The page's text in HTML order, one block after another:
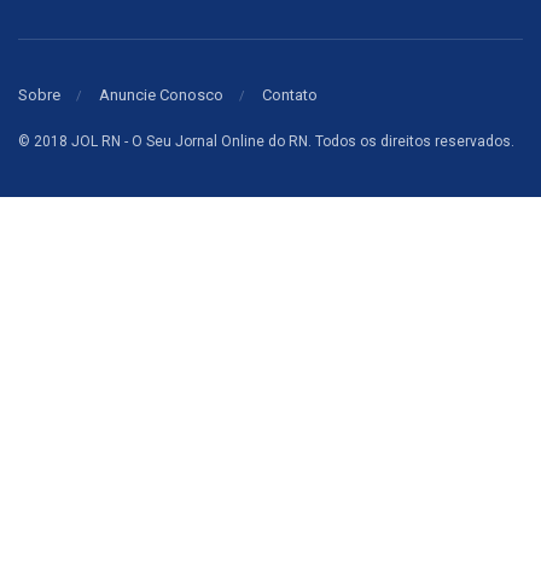
Sobre Anuncie Conosco Contato
© 2018 JOL RN - O Seu Jornal Online do RN. Todos os direitos reservados.